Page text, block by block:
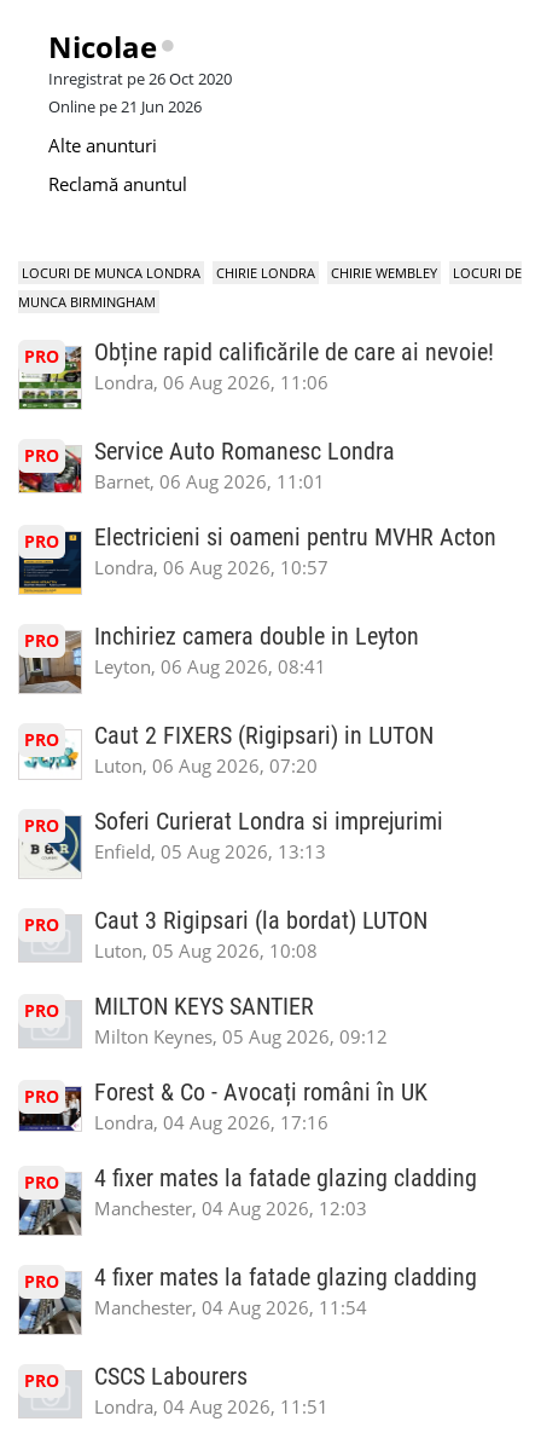
Nicolae
Inregistrat pe 26 Oct 2020
Online pe 21 Jun 2026
Alte anunturi
Reclamă anuntul
LOCURI DE MUNCA LONDRA CHIRIE LONDRA CHIRIE WEMBLEY
LOCURI DE
MUNCA BIRMINGHAM
PRO Obține rapid calificările de care ai nevoie!
Londra, 06 Aug 2026, 11:06
PRO Service Auto Romanesc Londra
Barnet, 06 Aug 2026, 11:01
PRO Electricieni si oameni pentru MVHR Acton
Londra, 06 Aug 2026, 10:57
PRO Inchiriez camera double in Leyton
Leyton, 06 Aug 2026, 08:41
PRO Caut 2 FIXERS (Rigipsari) in LUTON
Luton, 06 Aug 2026, 07:20
PRO Soferi Curierat Londra si imprejurimi
Enfield, 05 Aug 2026, 13:13
PRO Caut 3 Rigipsari (la bordat) LUTON
Luton, 05 Aug 2026, 10:08
PRO MILTON KEYS SANTIER
Milton Keynes, 05 Aug 2026, 09:12
PRO Forest & Co - Avocați români în UK
Londra, 04 Aug 2026, 17:16
PRO 4 fixer mates la fatade glazing cladding
Manchester, 04 Aug 2026, 12:03
PRO 4 fixer mates la fatade glazing cladding
Manchester, 04 Aug 2026, 11:54
PRO CSCS Labourers
Londra, 04 Aug 2026, 11:51